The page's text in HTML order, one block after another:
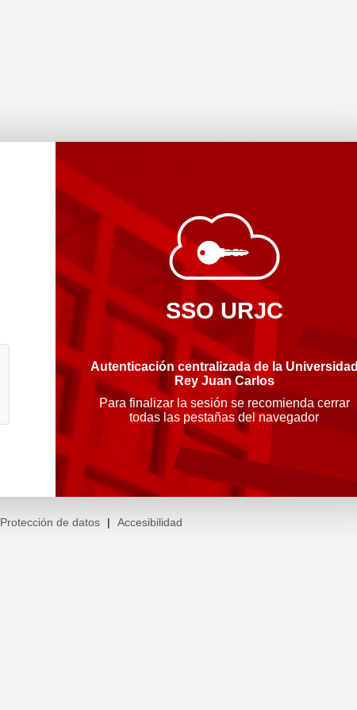
SSO URJC
Autenticación centralizada de la Universidad
Rey Juan Carlos
Para finalizar la sesión se recomienda cerrar
todas las pestañas del navegador
Protección de datos | Accesibilidad